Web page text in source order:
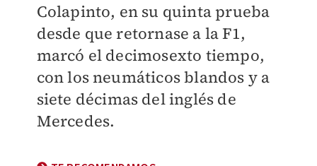
Colapinto, en su quinta prueba
desde que retornase a la F1,
marcó el decimosexto tiempo,
con los neumáticos blandos y a
siete décimas del inglés de
Mercedes.